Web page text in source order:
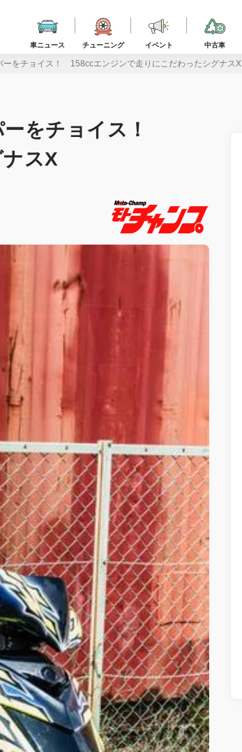
車ニュース チューニング イベント 中古車
ーをチョイス！ 158ccエンジンで走りにこだわったシグナスX
ーをチョイス！
スX